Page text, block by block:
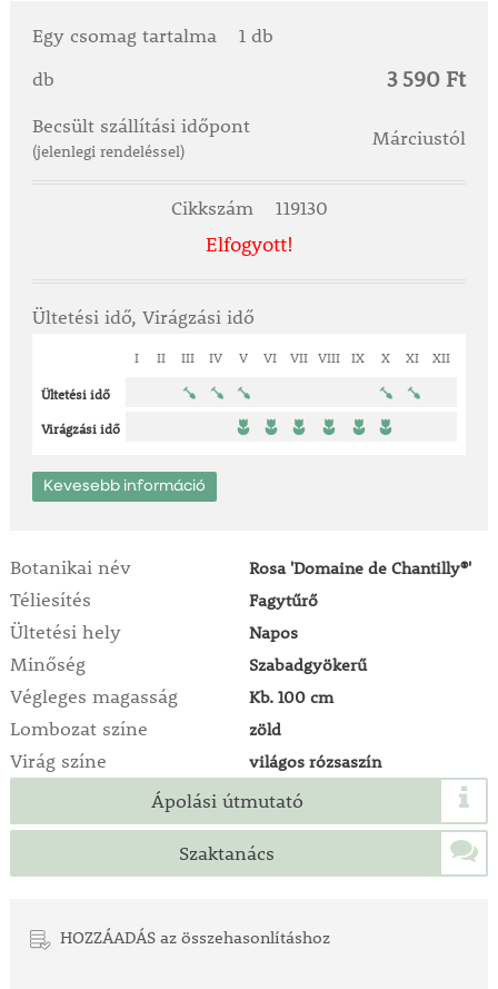
Egy csomag tartalma
1 db
db
3 590 Ft
Becsült szállítási időpont
(jelenlegi rendeléssel)
Márciustól
Cikkszám 119130
Elfogyott!
Ültetési idő, Virágzási idő
I II III IV V VI VII VIII IX X XI XII
Ültetési idő
Virágzási idő
Kevesebb információ
Botanikai név Rosa 'Domaine de Chantilly®'
Téliesítés Fagytűrő
Ültetési hely Napos
Minőség Szabadgyökerű
Végleges magasság Kb. 100 cm
Lombozat színe zöld
Virág színe világos rózsaszín
Ápolási útmutató
Szaktanács
HOZZÁADÁS az összehasonlításhoz